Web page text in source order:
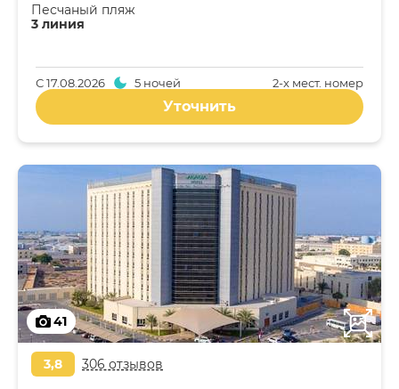
3 линия
Песчаный пляж
2-x мест. номер
С17.08.2026 5 ночей
Уточнить
41
3,8 306 отзывов